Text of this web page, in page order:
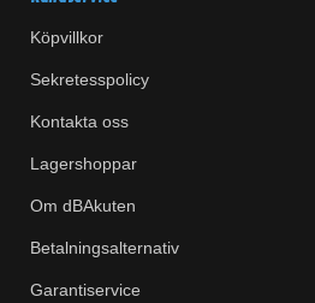
Köpvillkor
Sekretesspolicy
Kontakta oss
Lagershoppar
Om dBAkuten
Betalningsalternativ
Garantiservice